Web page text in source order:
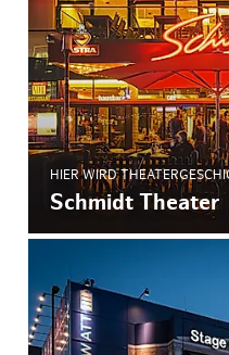
HIER WIRD
Schmidt Theater